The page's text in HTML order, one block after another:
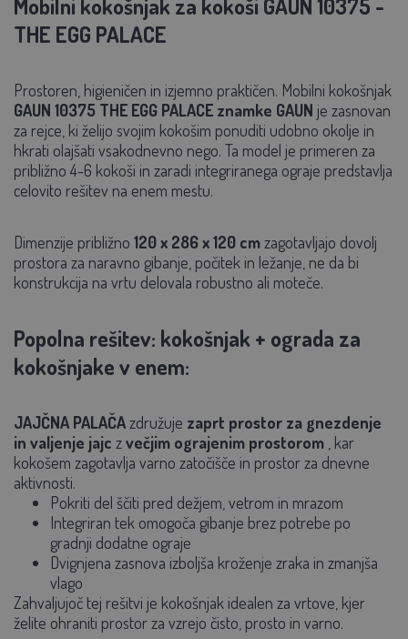
Mobilni kokošnjak za kokoši GAUN 10375 -
THE EGG PALACE
Prostoren, higieničen in izjemno praktičen. Mobilni kokošnjak
GAUN 10375 THE EGG PALACE znamke GAUN je zasnovan
za rejce, ki želijo svojim kokošim ponuditi udobno okolje in
hkrati olajšati vsakodnevno nego. Ta model je primeren za
približno 4-6 kokoši in zaradi integriranega ograje predstavlja
celovito rešitev na enem mestu.
Dimenzije približno 120 x 286 x 120 cmzagotavljajo dovolj
prostora za naravno gibanje, počitek in ležanje, ne da bi
konstrukcija na vrtu delovala robustno ali moteče.
Popolna rešitev: kokošnjak + ograda za
kokošnjake v enem:
JAJČNA PALAČAzdružuje zaprt prostor za gnezdenje
in valjenje jajc zvečjim ograjenim prostorom , kar
kokošem zagotavlja varno zatočišče in prostor za dnevne
aktivnosti.
Pokriti del ščiti pred dežjem, vetrom in mrazom
Integriran tek omogoča gibanje brez potrebe po
gradnji dodatne ograje
Dvignjena zasnova izboljša kroženje zraka in zmanjša
vlago
Zahvaljujoč tej rešitvi je kokošnjak idealen za vrtove, kjer
želite ohraniti prostor za vzrejo čisto, prosto in varno.